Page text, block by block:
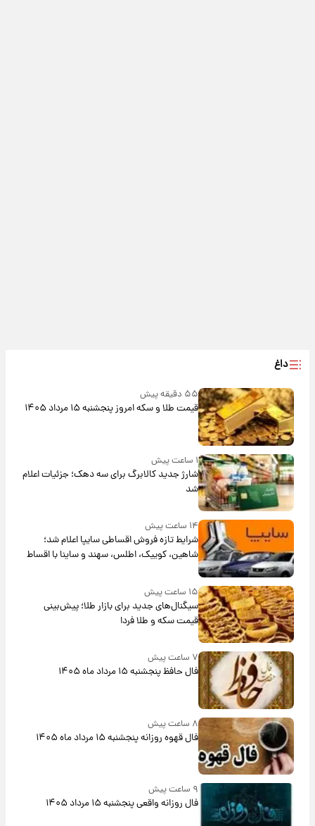
داغ
۵۵ دقیقه پیش
قیمت طلا و سکه امروز پنجشنبه ۱۵ مرداد ۱۴۰۵
۱ ساعت پیش
شارژ جدید کالابرگ برای سه دهک؛ جزئیات اعلام
شد
۱۴ ساعت پیش
شرایط تازه فروش اقساطی سایپا اعلام شد؛
شاهین، کوییک، اطلس، سهند و ساینا با اقساط
بلندمدت + جدول
۱۵ ساعت پیش
سیگنال‌های جدید برای بازار طلا؛ پیش‌بینی
قیمت سکه و طلا فردا
۷ ساعت پیش
فال حافظ پنجشنبه ۱۵ مرداد ماه ۱۴۰۵
۸ ساعت پیش
فال قهوه روزانه پنجشنبه ۱۵ مرداد ماه ۱۴۰۵
۹ ساعت پیش
فال روزانه واقعی پنجشنبه ۱۵ مرداد ۱۴۰۵